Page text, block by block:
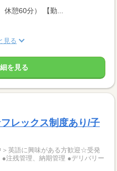
休憩60分） 【勤...
見る
を見る
レックス制度あり/子
＞英語に興味がある方歓迎☆受発
注残管理、納期管理 ●デリバリー